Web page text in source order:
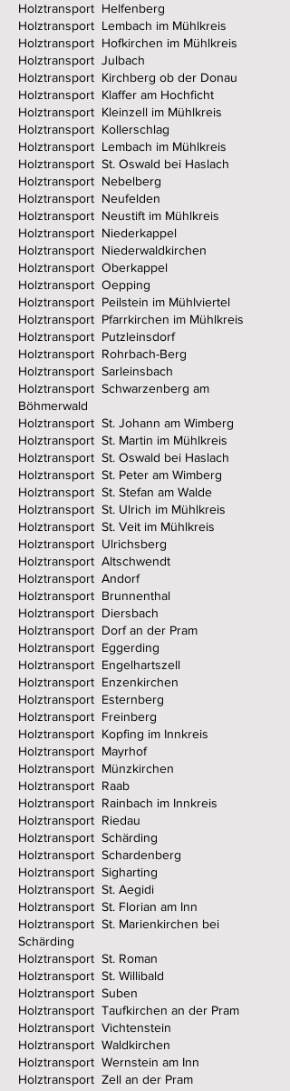
Holztransport Helfenberg
Holztransport Lembach im Mühlkreis
Holztransport Hofkirchen im Mühlkreis
Holztransport Julbach
Holztransport Kirchberg ob der Donau
Holztransport Klaffer am Hochficht
Holztransport Kleinzell im Mühlkreis
Holztransport Kollerschlag
Holztransport Lembach im Mühlkreis
Holztransport St. Oswald bei Haslach
Holztransport Nebelberg
Holztransport Neufelden
Holztransport Neustift im Mühlkreis
Holztransport Niederkappel
Holztransport Niederwaldkirchen
Holztransport Oberkappel
Holztransport Oepping
Holztransport Peilstein im Mühlviertel
Holztransport Pfarrkirchen im Mühlkreis
Holztransport Putzleinsdorf
Holztransport Rohrbach-Berg
Holztransport Sarleinsbach
Holztransport Schwarzenberg am
Böhmerwald
Holztransport St. Johann am Wimberg
Holztransport St. Martin im Mühlkreis
Holztransport St. Oswald bei Haslach
Holztransport St. Peter am Wimberg
Holztransport St. Stefan am Walde
Holztransport St. Ulrich im Mühlkreis
Holztransport St. Veit im Mühlkreis
Holztransport Ulrichsberg
Holztransport Altschwendt
Holztransport Andorf
Holztransport Brunnenthal
Holztransport Diersbach
Holztransport Dorf an der Pram
Holztransport Eggerding
Holztransport Engelhartszell
Holztransport Enzenkirchen
Holztransport Esternberg
Holztransport Freinberg
Holztransport Kopfing im Innkreis
Holztransport Mayrhof
Holztransport Münzkirchen
Holztransport Raab
Holztransport Rainbach im Innkreis
Holztransport Riedau
Holztransport Schärding
Holztransport Schardenberg
Holztransport Sigharting
Holztransport St. Aegidi
Holztransport St. Florian am Inn
Holztransport St. Marienkirchen bei
Schärding
Holztransport St. Roman
Holztransport St. Willibald
Holztransport Suben
Holztransport Taufkirchen an der Pram
Holztransport Vichtenstein
Holztransport Waldkirchen
Holztransport Wernstein am Inn
Holztransport Zell an der Pram